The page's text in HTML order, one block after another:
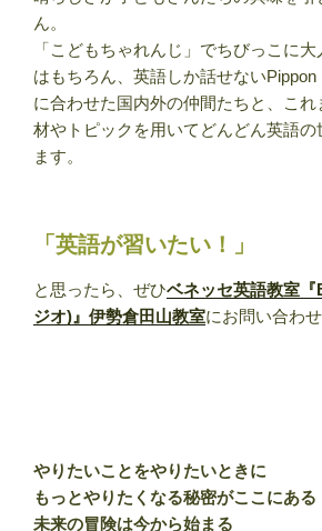
ん。
「こどもちゃれんじ」でちびっこに
はもちろん、英語しか話せない
に合わせた国内外の仲間たちと、こ
材やトピックを用いてどんどん英語の
ます。
「英語が習いたい！」
と思ったら、ぜひベネッセ英語教室
ジオ)』伊勢倉田山教室にお問い合わせ
やりたいことをやりたいときに
もっとやりたくなる秘密がここにある
未来の冒険は今から始まる